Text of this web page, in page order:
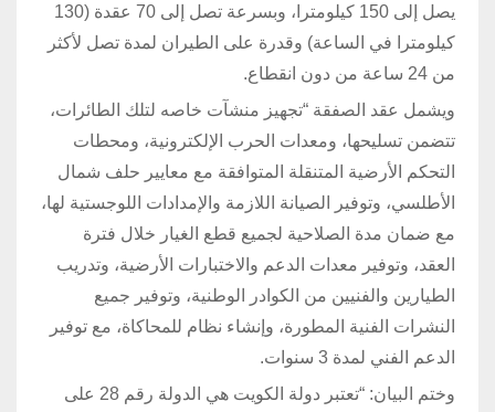
يصل إلى 150 كيلومترا، وبسرعة تصل إلى 70 عقدة (130
كيلومترا في الساعة) وقدرة على الطيران لمدة تصل لأكثر
من 24 ساعة من دون انقطاع.
ويشمل عقد الصفقة “تجهيز منشآت خاصه لتلك الطائرات،
تتضمن تسليحها، ومعدات الحرب الإلكترونية، ومحطات
التحكم الأرضية المتنقلة المتوافقة مع معايير حلف شمال
الأطلسي، وتوفير الصيانة اللازمة والإمدادات اللوجستية لها،
مع ضمان مدة الصلاحية لجميع قطع الغيار خلال فترة
العقد، وتوفير معدات الدعم والاختبارات الأرضية، وتدريب
الطيارين والفنيين من الكوادر الوطنية، وتوفير جميع
النشرات الفنية المطورة، وإنشاء نظام للمحاكاة، مع توفير
الدعم الفني لمدة 3 سنوات.
وختم البيان: “تعتبر دولة الكويت هي الدولة رقم 28 على